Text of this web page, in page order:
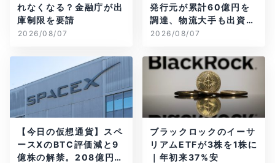
れなくなる？金融庁が出
庫制限を要請
2026/08/07
発行元が累計60億円を
調達、物流大手も出資参
画
2026/08/07
【今日の仮想通貨】スペ
ースXのBTC評価減と9
億株の解禁。208億円相
ブラックロックのイーサ
リアムETFが3株を1株に
｜年初来37%安